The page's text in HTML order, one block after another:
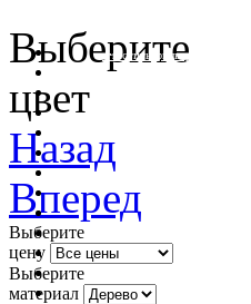
очистить фильтр цвета
Выберите
цвет
Назад
Вперед
Выберите
цену
Выберите
материал